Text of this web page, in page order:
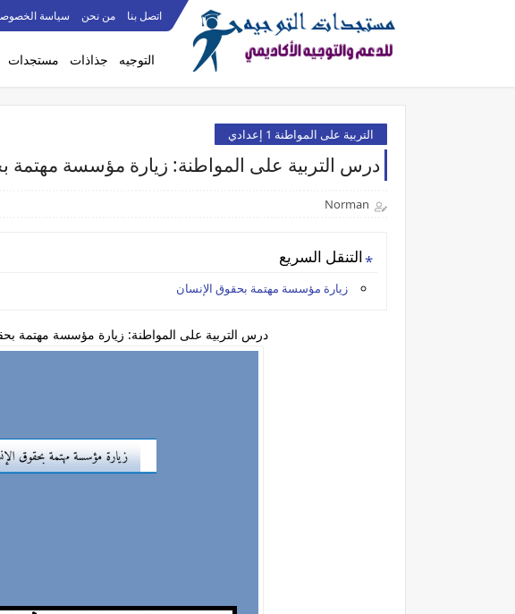
اتصل بنا من نحن سياسة
التوجيه جذاذات مستجدات
التربية على المواطنة 1 إعدادي
درس التربية على المواطنة: زيارة مؤسسة مهتمة
Norman
التنقل السريع
زيارة مؤسسة مهتمة بحقوق الإنسان
درس التربية على المواطنة: زيارة مؤسسة مهتمة